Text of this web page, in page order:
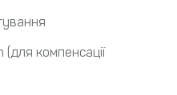
(для компенсації